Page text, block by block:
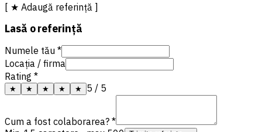
[ ★ Adaugă referință ]
Lasă o referință
Numele tău *
Locația / firma
Rating *
★ ★ ★ ★ ★ 5 / 5
Cum a fost colaborarea? *